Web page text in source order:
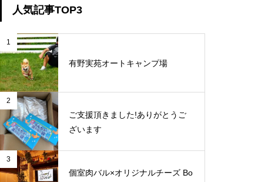
人気記事TOP3
1
有野実苑オートキャンプ場
2
ご支援頂きました!ありがとうご
ざいます
3
個室肉バル×オリジナルチーズ Bo